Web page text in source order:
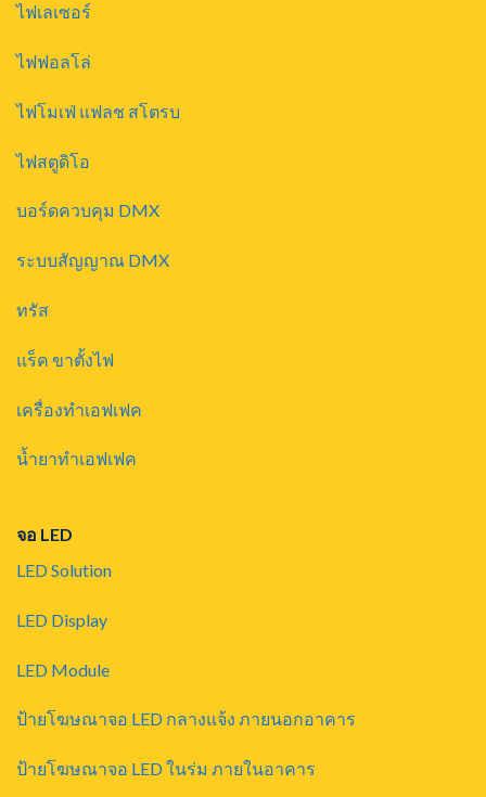
ไฟเลเซอร์
ไฟฟอลโล่
ไฟโมเฟ่ แฟลช สโตรบ
ไฟสตูดิโอ
บอร์ดควบคุม DMX
ระบบสัญญาณ DMX
ทรัส
แร็ค ขาตั้งไฟ
เครื่องทำเอฟเฟค
น้ำยาทำเอฟเฟค
จอ LED
LED Solution
LED Display
LED Module
ป้ายโฆษณาจอ LED กลางแจ้ง ภายนอกอาคาร
ป้ายโฆษณาจอ LED ในร่ม ภายในอาคาร